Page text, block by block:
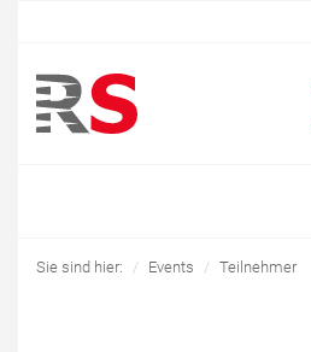
Sie sind hier: Events Teilnehmer